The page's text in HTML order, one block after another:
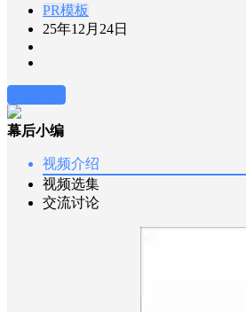
PR模板
25年12月24日
幕后小编
视频介绍
视频选集
交流讨论